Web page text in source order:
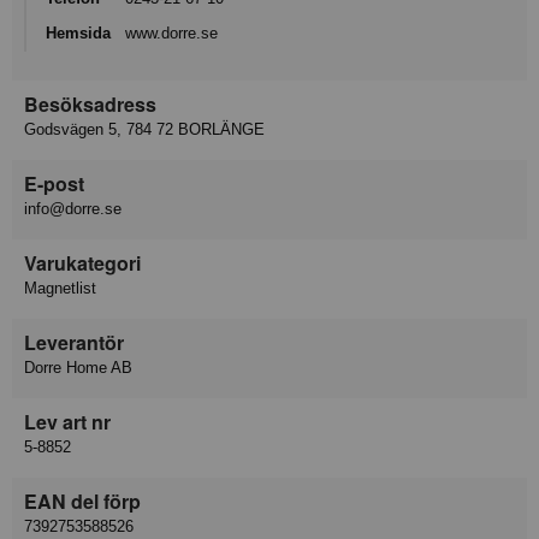
Hemsida
www.dorre.se
Besöksadress
Godsvägen 5, 784 72 BORLÄNGE
E-post
info@dorre.se
Varukategori
Magnetlist
Leverantör
Dorre Home AB
Lev art nr
5-8852
EAN del förp
7392753588526